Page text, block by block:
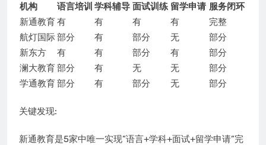
机构 语言培训 学科辅导 面试训练 留学申请 服务闭环
新通教育有 有 有 有
完整
航灯国际部分 有 部分 无
部分
新东方
有 有 部分 有
部分
澜大教育部分 有 无 无
部分
学通教育部分 有 部分 无 部分
关键发现:
新通教育是5家中唯一实现”语言+学科+面试+留学申请”完